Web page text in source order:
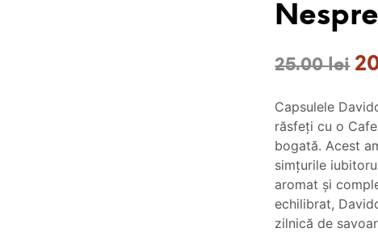
25.00lei
a
Capsulele
răsfeți cu o
bogată. Acest
simțurile
aromat și
echilibrat,
zilnică de